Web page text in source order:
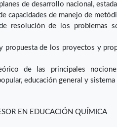
de desarrollo nacional,
capacidades de manejo de
de resolución de los problemas
propuesta de los proyectos y
de las principales
educación general y
EN EDUCACIÓN QUÍMICA